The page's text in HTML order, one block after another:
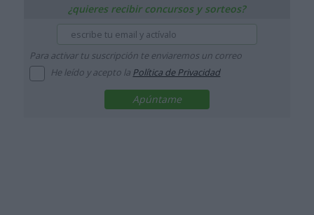
¿quieres recibir concursos y sorteos?
Para activar tu suscripción te enviaremos un correo
He leído y acepto la Política de Privacidad